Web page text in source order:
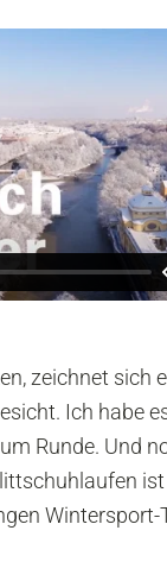
zeichnet sich
Ich habe
Runde. Und